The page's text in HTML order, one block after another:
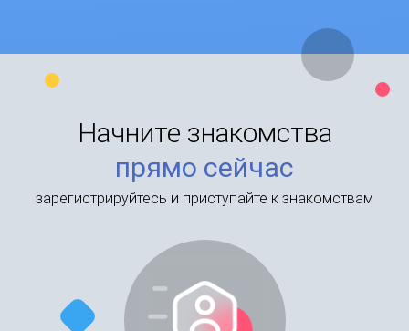
Начните знакомства
прямо сейчас
зарегистрируйтесь и приступайте к знакомствам